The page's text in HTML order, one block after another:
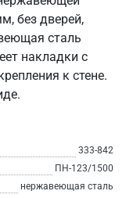
без дверей,
сталь
накладки с
к стене.
333-842
ПН-123/1500
нержавеющая сталь